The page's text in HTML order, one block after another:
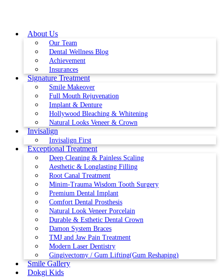
About Us
Our Team
Dental Wellness Blog
Achievement
Insurances
Signature Treatment
Smile Makeover
Full Mouth Rejuvenation
Implant & Denture
Hollywood Bleaching & Whitening
Natural Looks Veneer & Crown
Invisalign
Invisalign First
Exceptional Treatment
Deep Cleaning & Painless Scaling
Aesthetic & Longlasting Filling
Root Canal Treatment
Minim-Trauma Wisdom Tooth Surgery
Premium Dental Implant
Comfort Dental Prosthesis
Natural Look Veneer Porcelain
Durable & Esthetic Dental Crown
Damon System Braces
TMJ and Jaw Pain Treatment
Modern Laser Dentistry
Gingivectomy / Gum Lifting(Gum Reshaping)
Smile Gallery
Dokgi Kids